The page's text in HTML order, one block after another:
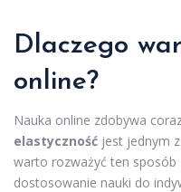
Dlaczego
online?
Nauka online zdobywa
elastyczność jest jednym
warto rozważyć ten sposób
dostosowanie nauki do